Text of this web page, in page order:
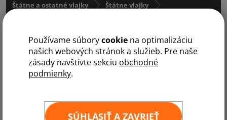
Používame súborycookie na optimalizáciu
našich webových stránok a služieb. Pre naše
zásady navštívte sekciu obchodné
podmienky.
SÚHLASIŤ A ZAVRIEŤ
Štátne a ostatné vlajky
Štátne vlajky
Samoa